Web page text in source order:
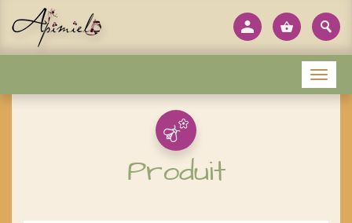
Produit
Menu
Panneau de gestion des cookies